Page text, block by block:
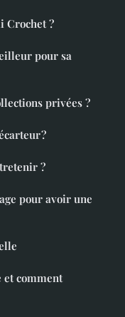
Crochet ?
pour sa
privées ?
?
?
pour avoir une
et comment